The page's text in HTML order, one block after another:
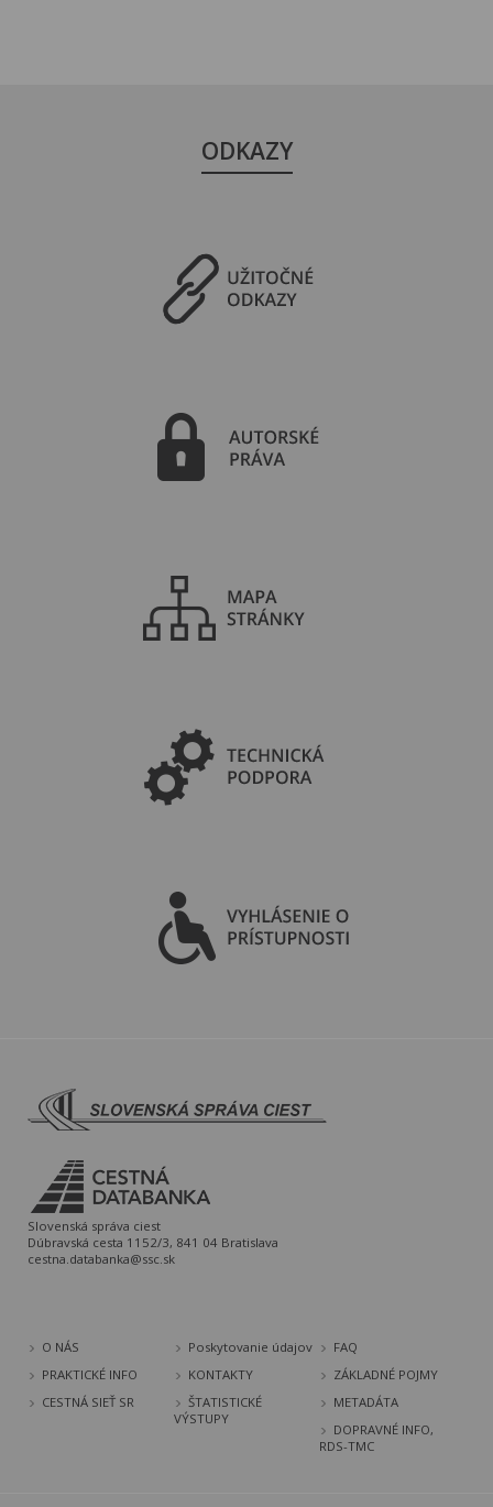
ODKAZY
Slovenská správa ciest
Dúbravská cesta 1152/3, 841 04 Bratislava
cestna.databanka@ssc.sk
O NÁS Poskytovanie údajov
FAQ
PRAKTICKÉ INFO
KONTAKTY
ZÁKLADNÉ POJMY
CESTNÁ SIEŤ SR
ŠTATISTICKÉ
VÝSTUPY
METADÁTA
DOPRAVNÉ INFO,
RDS-TMC